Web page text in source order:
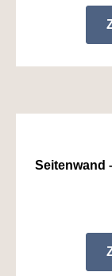
Seitenwand